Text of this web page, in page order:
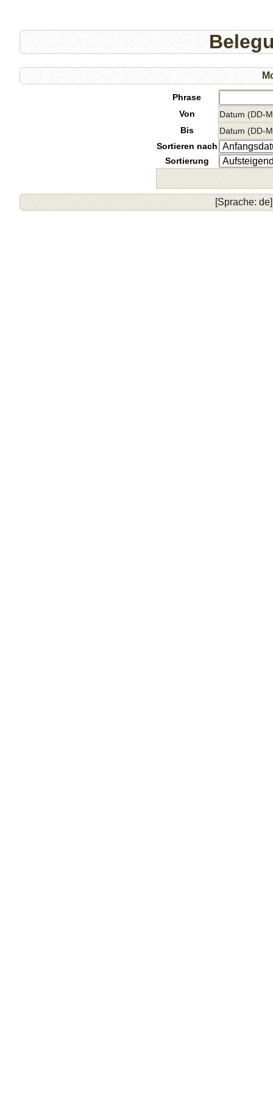
Phrase
Von
Datum (DD-
Bis
Datum (DD-
Sortieren nach
Sortierung
[Sprache: